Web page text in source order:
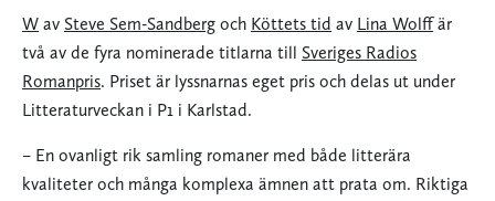
W av Steve Sem-Sandberg och Köttets tid av Lina Wolffär
två av de fyra nominerade titlarna till Sveriges Radios
Romanpris. Priset är lyssnarnas eget pris och delas ut under
Litteraturveckan i P1 i Karlstad.
– En ovanligt rik samling romaner med både litterära
kvaliteter och många komplexa ämnen att prata om. Riktiga